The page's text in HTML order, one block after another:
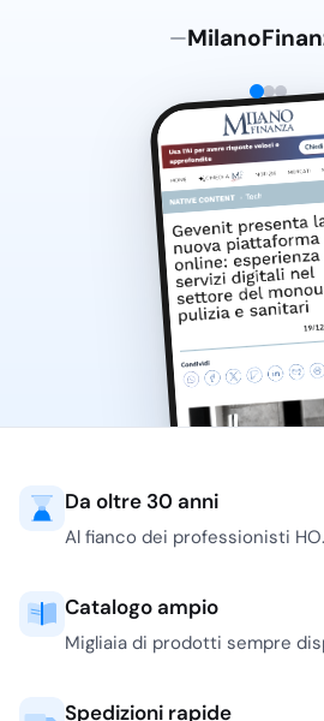
Tovaglie Monouso
sono
indicate quando serve
più corpo rispetto alla
carta semplice e una
superficie più stabile sul
tavolo. Sono adatte a
ristorazione con servizio
aziendali, banchetti e
sale colazioni dove la
tavola deve restare
parte accoppiata aiuta a
contenere
l’assorbimento e a dare
consistente, utile su
tavoli usati molte volte
Meglio sceglierle quando
—
Da oltre 30 anni
Al fianco dei professionisti
Catalogo ampio
Migliaia di prodotti sempre
Spedizioni rapide